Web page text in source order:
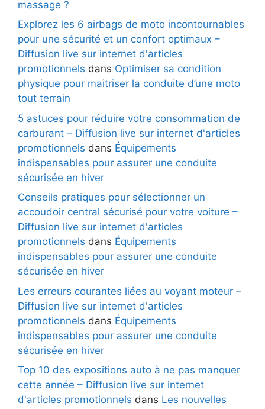
massage ?
Explorez les 6 airbags de moto incontournables
pour une sécurité et un confort optimaux –
Diffusion live sur internet d'articles
promotionnels dans Optimiser sa condition
physique pour maitriser la conduite d’une moto
tout terrain
5 astuces pour réduire votre consommation de
carburant – Diffusion live sur internet d'articles
promotionnels dans Équipements
indispensables pour assurer une conduite
sécurisée en hiver
Conseils pratiques pour sélectionner un
accoudoir central sécurisé pour votre voiture –
Diffusion live sur internet d'articles
promotionnels dans Équipements
indispensables pour assurer une conduite
sécurisée en hiver
Les erreurs courantes liées au voyant moteur –
Diffusion live sur internet d'articles
promotionnels dans Équipements
indispensables pour assurer une conduite
sécurisée en hiver
Top 10 des expositions auto à ne pas manquer
cette année – Diffusion live sur internet
d'articles promotionnels dans Les nouvelles